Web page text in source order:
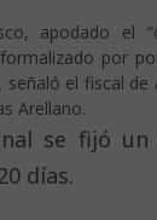
apodado el
por
el fiscal de
Arellano.
se fijó
días.